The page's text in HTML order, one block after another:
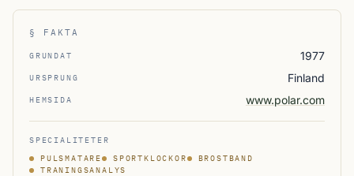
§ FAKTA
GRUNDAT 1977
URSPRUNG Finland
HEMSIDA www.polar.com
SPECIALITETER
PULSMATARE
SPORTKLOCKOR
BROSTBAND
TRANINGSANALYS